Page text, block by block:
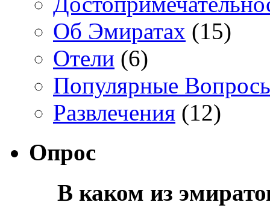
Об Эмиратах (15)
Отели (6)
Популярные
Развлечения (12)
Опрос
В каком из